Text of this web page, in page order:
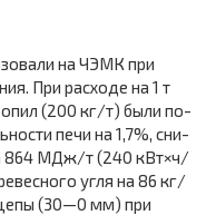
на ЧЭМК при
При расходе на 1 т
опил (200 кг/т) были по­
печи на 1,7%, сни­
864 МДж/т (240 кВт×ч/
угля на 86 кг/
(30—0 мм) при